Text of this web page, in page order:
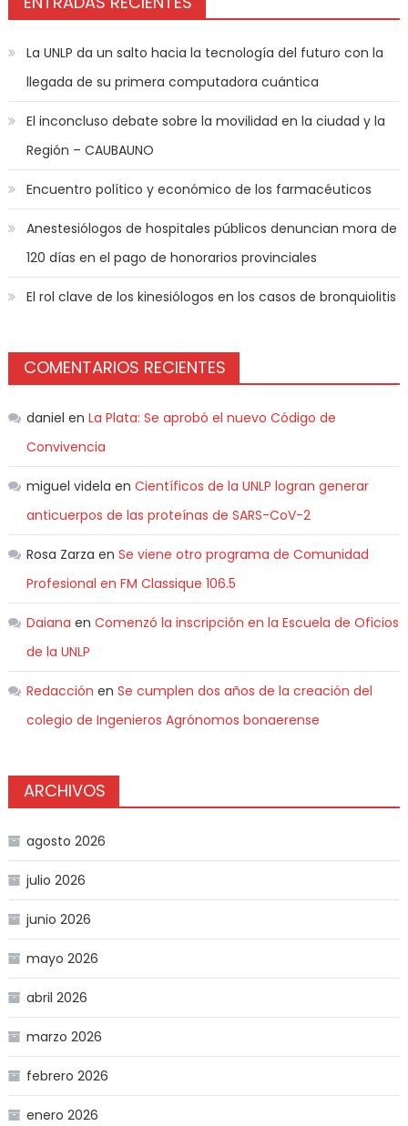
La UNLP da un salto hacia la tecnología del futuro con la
llegada de su primera computadora cuántica
El inconcluso debate sobre la movilidad en la ciudad y la
Región – CAUBAUNO
Encuentro político y económico de los farmacéuticos
Anestesiólogos de hospitales públicos denuncian mora de
120 días en el pago de honorarios provinciales
El rol clave de los kinesiólogos en los casos de bronquiolitis
COMENTARIOS RECIENTES
daniel en La Plata: Se aprobó el nuevo Código de
Convivencia
miguel videla en Científicos de la UNLP logran generar
anticuerpos de las proteínas de SARS-CoV-2
Rosa Zarza en Se viene otro programa de Comunidad
Profesional en FM Classique 106.5
Daiana en Comenzó la inscripción en la Escuela de Oficios
de la UNLP
Redacción en Se cumplen dos años de la creación del
colegio de Ingenieros Agrónomos bonaerense
ARCHIVOS
agosto 2026
julio 2026
junio 2026
mayo 2026
abril 2026
marzo 2026
febrero 2026
enero 2026